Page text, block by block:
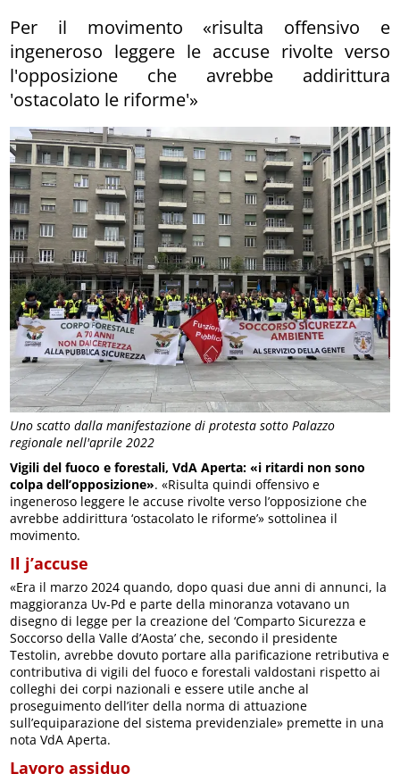
Uno scatto dalla manifestazione di protesta sotto Palazzo
regionale nell'aprile 2022
Per il movimento «risulta offensivo e
ingeneroso leggere le accuse rivolte verso
l'opposizione che avrebbe addirittura
'ostacolato le riforme'»
Vigili del fuoco e forestali, VdA Aperta: «i ritardi non sono
colpa dell’opposizione». «Risulta quindi offensivo e
ingeneroso leggere le accuse rivolte verso l’opposizione che
avrebbe addirittura ‘ostacolato le riforme’» sottolinea il
movimento.
Il j’accuse
«Era il marzo 2024 quando, dopo quasi due anni di annunci, la
maggioranza Uv-Pd e parte della minoranza votavano un
disegno di legge per la creazione del ‘Comparto Sicurezza e
Soccorso della Valle d’Aosta’ che, secondo il presidente
Testolin, avrebbe dovuto portare alla parificazione retributiva e
contributiva di vigili del fuoco e forestali valdostani rispetto ai
colleghi dei corpi nazionali e essere utile anche al
proseguimento dell’iter della norma di attuazione
sull’equiparazione del sistema previdenziale» premette in una
nota VdA Aperta.
Lavoro assiduo